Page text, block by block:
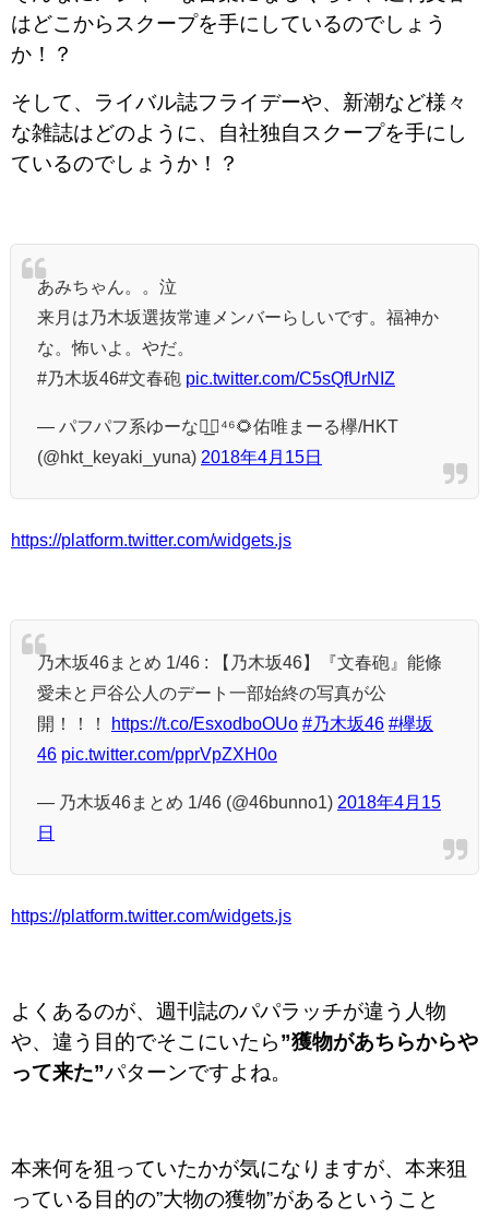
はどこからスクープを手にしているのでしょう
か！？
そして、ライバル誌フライデーや、新潮など様々
な雑誌はどのように、自社独自スクープを手にし
ているのでしょうか！？
あみちゃん。。泣
来月は乃木坂選抜常連メンバーらしいです。福神か
な。怖いよ。やだ。
#乃木坂46#文春砲 pic.twitter.com/C5sQfUrNIZ
— パフパフ系ゆーな◢͟￨⁴⁶🌻佑唯まーる欅/HKT
(@hkt_keyaki_yuna) 2018年4月15日
https://platform.twitter.com/widgets.js
乃木坂46まとめ 1/46 : 【乃木坂46】『文春砲』能條
愛未と戸谷公人のデート一部始終の写真が公
開！！！
https://t.co/EsxodboOUo #乃木坂46 #欅坂
46 pic.twitter.com/pprVpZXH0o
— 乃木坂46まとめ 1/46 (@46bunno1) 2018年4月15
日
https://platform.twitter.com/widgets.js
よくあるのが、週刊誌のパパラッチが違う人物
や、違う目的でそこにいたら”獲物があちらからや
って来た”パターンですよね。
本来何を狙っていたかが気になりますが、本来狙
っている目的の”大物の獲物”があるということ